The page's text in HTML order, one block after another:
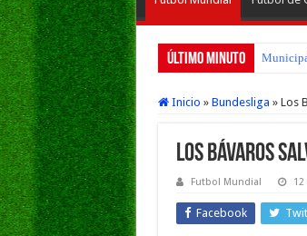
Último Minuto San
Inicio » Bundesliga » Los
Los Bávaros
Futbol Mundial
Facebook